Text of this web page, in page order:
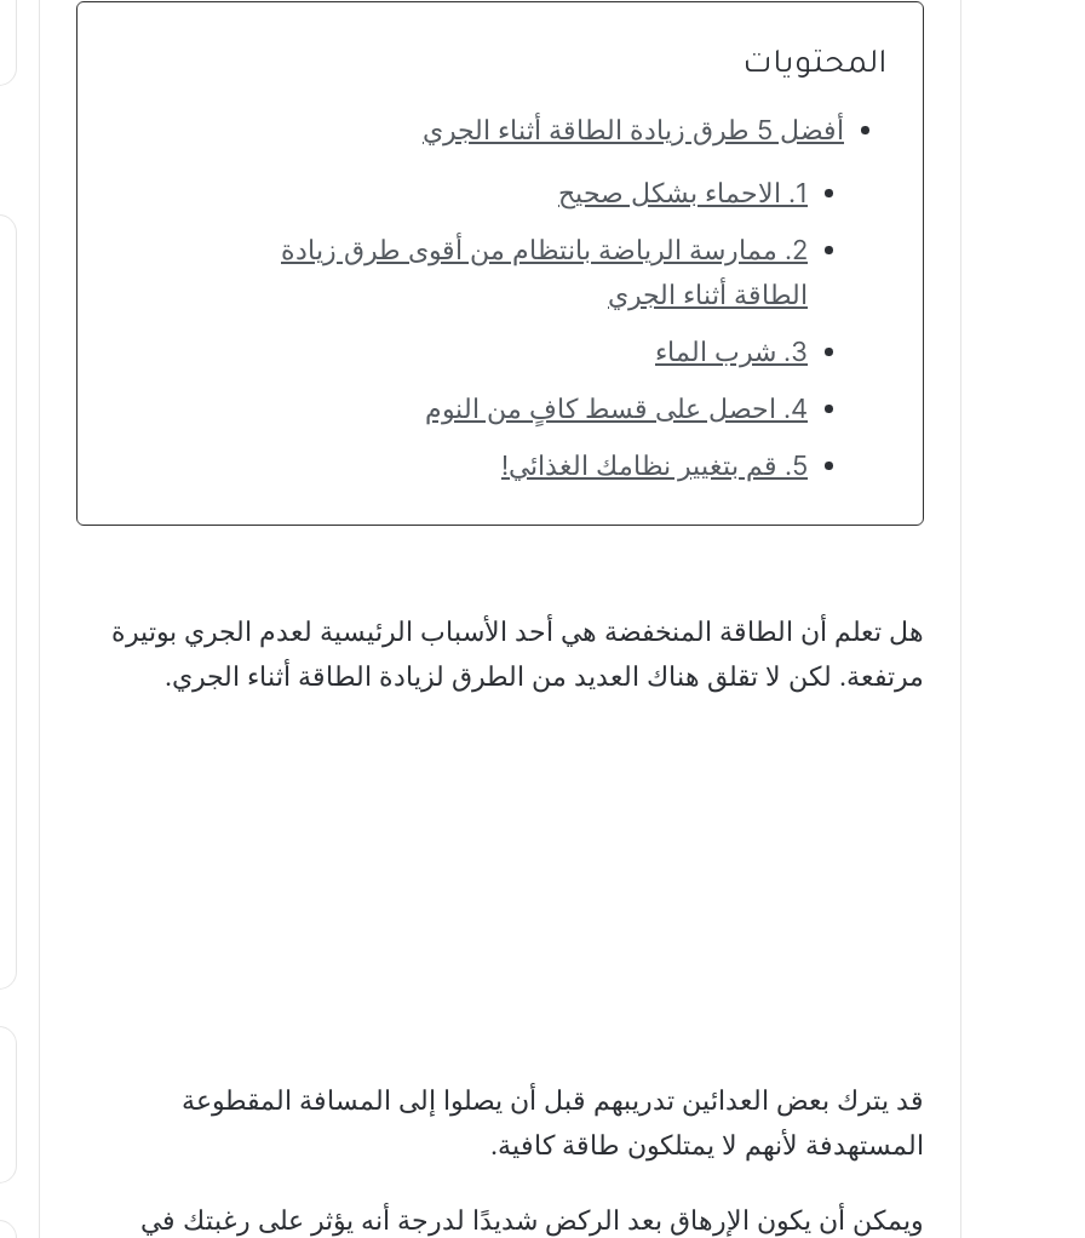
المحتويات
أفضل 5 طرق زيادة الطاقة أثناء الجري
1. الاحماء بشكل صحيح
2. ممارسة الرياضة بانتظام من أقوى طرق زيادة
الطاقة أثناء الجري
3. شرب الماء
4. احصل على قسط كافٍ من النوم
5. قم بتغيير نظامك الغذائي!
هل تعلم أن الطاقة المنخفضة هي أحد الأسباب الرئيسية لعدم الجري بوتيرة
مرتفعة. لكن لا تقلق هناك العديد من الطرق لزيادة الطاقة أثناء الجري.
قد يترك بعض العدائين تدريبهم قبل أن يصلوا إلى المسافة المقطوعة
المستهدفة لأنهم لا يمتلكون طاقة كافية.
ويمكن أن يكون الإرهاق بعد الركض شديدًا لدرجة أنه يؤثر على رغبتك في